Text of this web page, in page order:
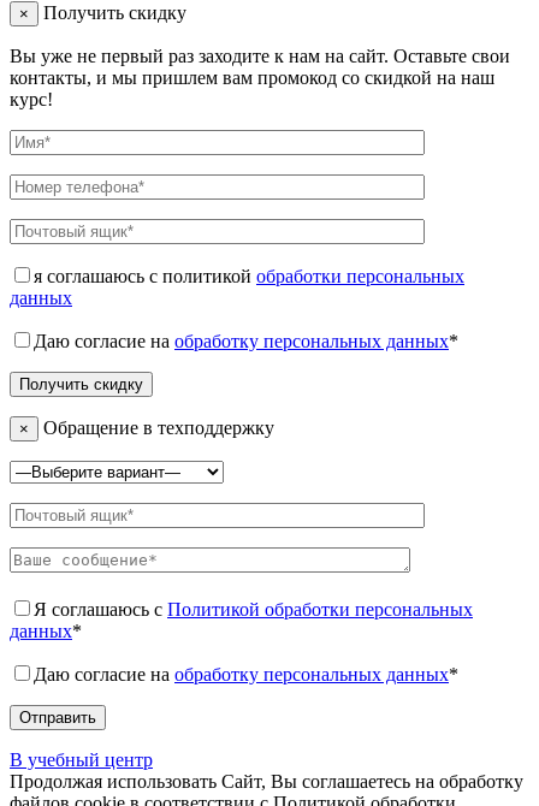
× Получить скидку
Вы уже не первый раз заходите к нам на сайт. Оставьте свои
контакты, и мы пришлем вам промокод со скидкой на наш
курс!
я соглашаюсь с политикой обработки персональных
данных
Даю согласие на обработку персональных данных*
× Обращение в техподдержку
Я соглашаюсь с Политикой обработки персональных
данных*
Даю согласие на обработку персональных данных*
В учебный центр
Продолжая использовать Сайт, Вы соглашаетесь на обработку